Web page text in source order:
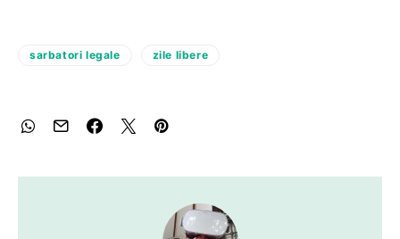
sarbatori legale zile libere